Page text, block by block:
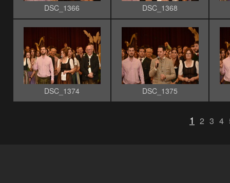
DSC_1366 DSC_1368
DSC_1374 DSC_1375
1 2 3 4